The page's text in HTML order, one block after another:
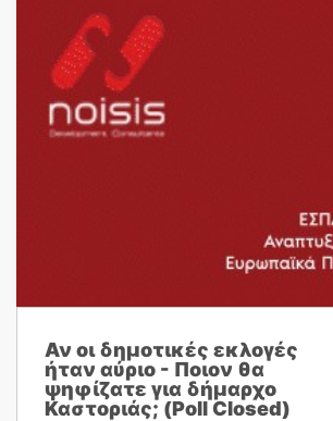
Αν οι δημοτικές εκλογές
ήταν αύριο - Ποιον θα
ψηφίζατε για δήμαρχο
Καστοριάς; (Poll Closed)